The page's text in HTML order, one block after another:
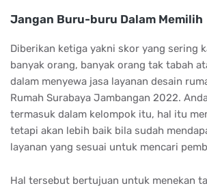
Jangan Buru-buru Dalam Memilih
Diberikan ketiga yakni skor yang sering
banyak orang, banyak orang tak tabah
dalam menyewa jasa layanan desain
Rumah Surabaya Jambangan 2022.
termasuk dalam kelompok itu, hal itu
tetapi akan lebih baik bila sudah
layanan yang sesuai untuk mencari
Hal tersebut bertujuan untuk menekan